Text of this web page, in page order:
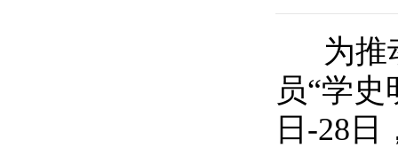
为推
员“学
日-28